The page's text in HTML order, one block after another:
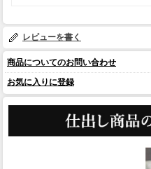
レビューを書く
商品についてのお問い合わせ
お気に入りに登録